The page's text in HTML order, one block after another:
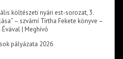
költészeti nyári est-sorozat, 3.
– szvámí Tírtha Fekete könyve –
| Meghívó
pályázata 2026